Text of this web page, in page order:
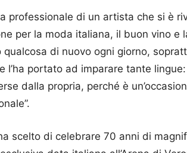
professionale di un artista che si è
per la moda italiana, il buon vino e
qualcosa di nuovo ogni giorno,
l’ha portato ad imparare tante
dalla propria, perché è
scelto di celebrare 70 anni di